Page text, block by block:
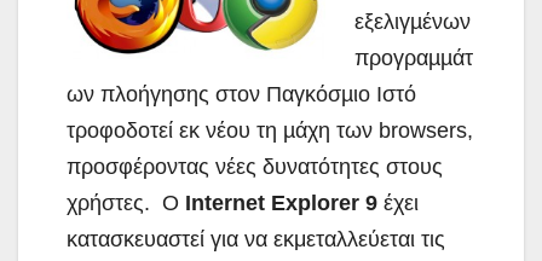
εξελιγµένων
προγραµµάτ
ων πλοήγησης στον Παγκόσµιο Ιστό
τροφοδοτεί εκ νέου τη µάχη των browsers,
προσφέροντας νέες δυνατότητες στους
χρήστες. Ο Internet Explorer 9 έχει
κατασκευαστεί για να εκμεταλλεύεται τις